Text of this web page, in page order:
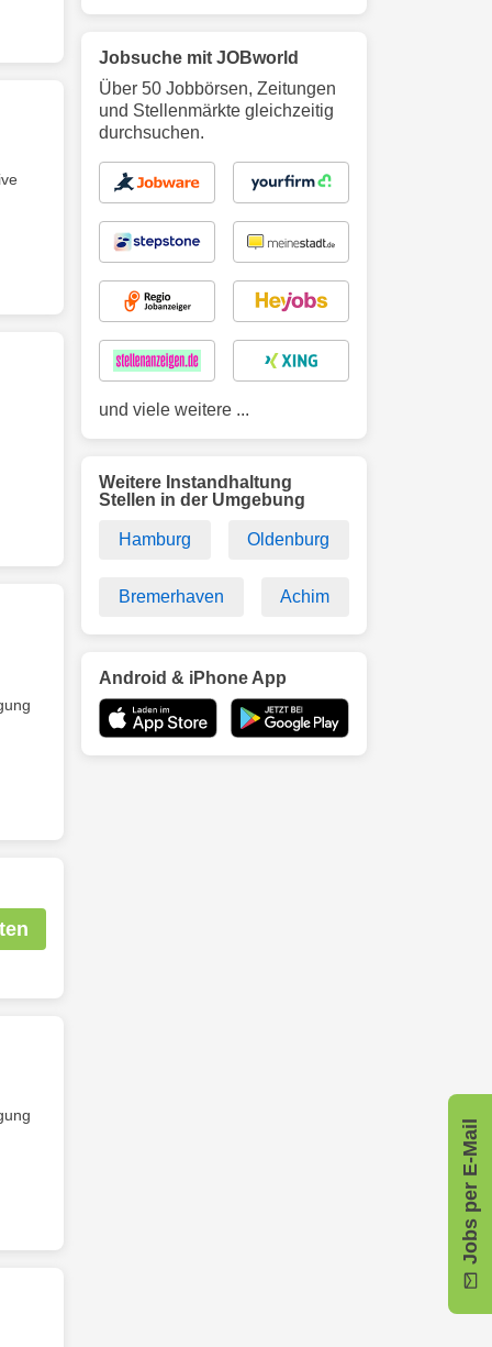
Jobs per E-Mail
Jobsuche mit JOBworld
Über 50 Jobbörsen, Zeitungen
und Stellenmärkte gleichzeitig
durchsuchen.
und viele weitere ...
Weitere Instandhaltung
Stellen in der Umgebung
Hamburg Oldenburg
Bremerhaven Achim
Android & iPhone App